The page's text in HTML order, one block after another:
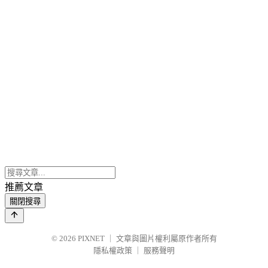
推薦文章
關閉搜尋
© 2026 PIXNET
文章與圖片權利屬原作者所有
隱私權政策
服務聲明